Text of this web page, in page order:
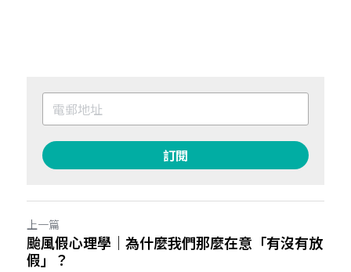
訂閱
上一篇
颱風假心理學｜為什麼我們那麼在意「有沒有放
假」？